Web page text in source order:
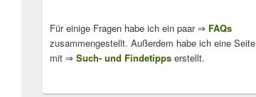
Für einige Fragen habe ich ein paar ⇒ FAQs
zusammengestellt. Außerdem habe ich eine Seite
mit ⇒ Such- und Findetipps erstellt.